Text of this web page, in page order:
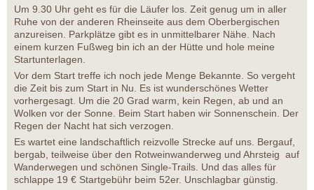
Um 9.30 Uhr geht es für die Läufer los. Zeit genug um in aller
Ruhe von der anderen Rheinseite aus dem Oberbergischen
anzureisen. Parkplätze gibt es in unmittelbarer Nähe. Nach
einem kurzen Fußweg bin ich an der Hütte und hole meine
Startunterlagen.
Vor dem Start treffe ich noch jede Menge Bekannte. So vergeht
die Zeit bis zum Start in Nu. Es ist wunderschönes Wetter
vorhergesagt. Um die 20 Grad warm, kein Regen, ab und an
Wolken vor der Sonne. Beim Start haben wir Sonnenschein. Der
Regen der Nacht hat sich verzogen.
Es wartet eine landschaftlich reizvolle Strecke auf uns. Bergauf,
bergab, teilweise über den Rotweinwanderweg und Ahrsteig auf
Wanderwegen und schönen Single-Trails. Und das alles für
schlappe 19 € Startgebühr beim 52er. Unschlagbar günstig.